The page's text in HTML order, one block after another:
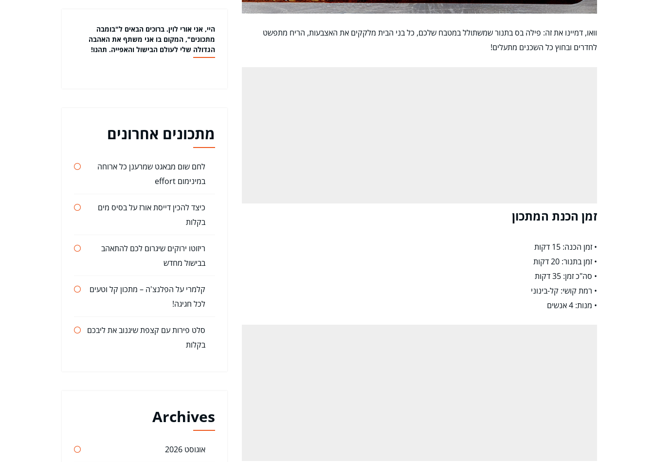
וואו, דמיינו את זה: פילה בס בתנור שמשתולל במטבח שלכם, כל בני הבית מלקקים את האצבעות, הריח מתפשט
לחדרים ובחוץ כל השכנים מתעלים!
זמן הכנת המתכון
• זמן הכנה: 15 דקות
• זמן בתנור: 20 דקות
• סה"כ זמן: 35 דקות
• רמת קושי: קל-בינוני
• מנות: 4 אנשים
היי, אני אורי לוין. ברוכים הבאים ל"בומבה
מתכונים", המקום בו אני משתף את האהבה
הגדולה שלי לעולם הבישול והאפייה. תהנו!
מתכונים אחרונים
לחם שום מבאגט שמרענן כל ארוחה
במינימום effort
כיצד להכין דייסת אורז על בסיס מים
בקלות
ריזוטו ירוקים שיגרום לכם להתאהב
בבישול מחדש
קלמרי על הפלנצ'ה – מתכון קל וטעים
לכל חגיגה!
סלט פירות עם קצפת שיגנוב את ליבכם
בקלות
Archives
אוגוסט 2026